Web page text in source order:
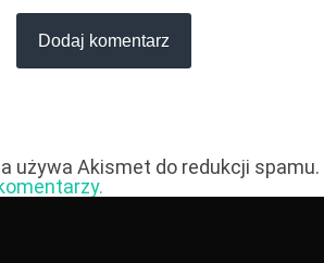
używa Akismet do redukcji spamu.